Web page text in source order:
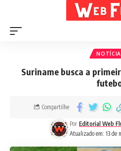
Suriname busca a
Atualizado em: 13 de
Por Editorial Web
Compartilhe